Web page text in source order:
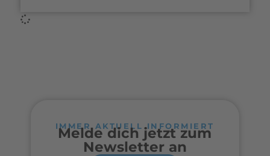
IMMER AKTUELL INFORMIERT
Melde dich jetzt zum
Newsletter an